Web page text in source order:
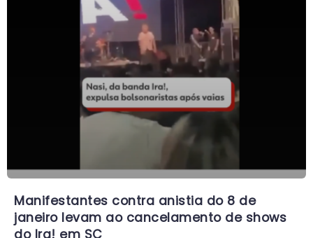
Manifestantes contra anistia do 8 de
janeiro levam ao cancelamento de shows
do Ira! em SC